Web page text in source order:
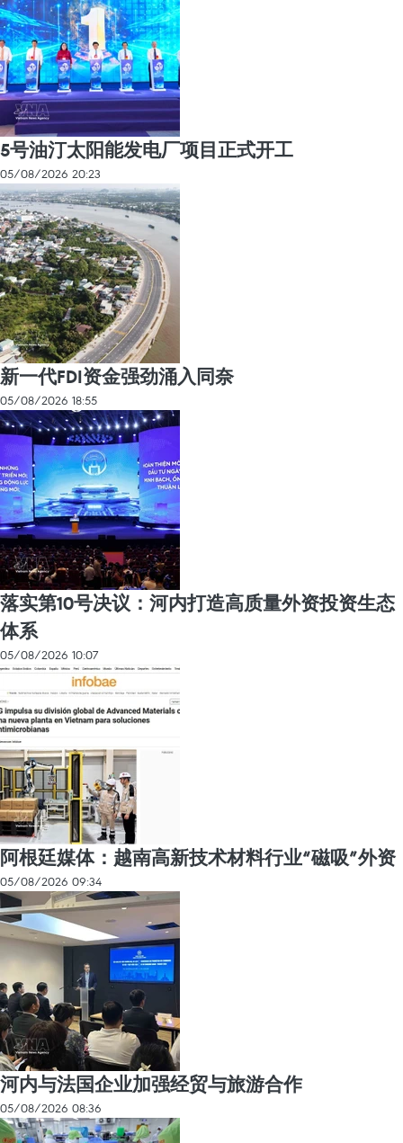
5号油汀太阳能发电厂项目正式开工
05/08/2026 20:23
新一代FDI资金强劲涌入同奈
05/08/2026 18:55
落实第10号决议：河内打造高质量外资投资生态
体系
05/08/2026 10:07
阿根廷媒体：越南高新技术材料行业“磁吸”外资
05/08/2026 09:34
河内与法国企业加强经贸与旅游合作
05/08/2026 08:36